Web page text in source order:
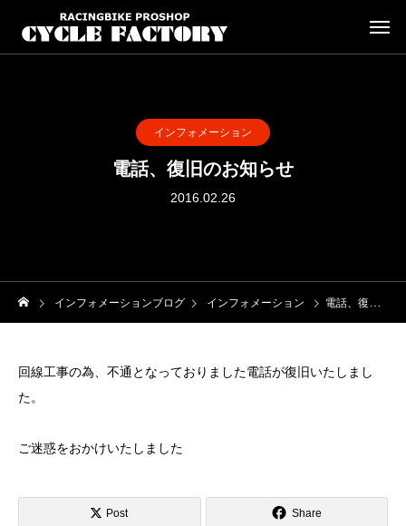
インフォメーション
電話、復旧のお知らせ
2016.02.26
インフォメーションブログ インフォメーション 電話、復旧のお知らせ
回線工事の為、不通となっておりました電話が復旧いたしまし
た。
ご迷惑をおかけいたしました
Post Share